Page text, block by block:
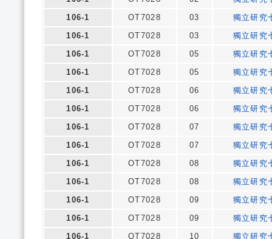
106-1
OT7028 03
獨立研究
106-1
OT7028 03
獨立研究
106-1
OT7028 05
獨立研究
106-1
OT7028 05
獨立研究
106-1
OT7028 06
獨立研究
106-1
OT7028 06
獨立研究
106-1
OT7028 07
獨立研究
106-1
OT7028 07
獨立研究
106-1
OT7028 08
獨立研究
106-1
OT7028 08
獨立研究
106-1
OT7028 09
獨立研究
106-1
OT7028 09
獨立研究
106-1
OT7028 10
獨立研究